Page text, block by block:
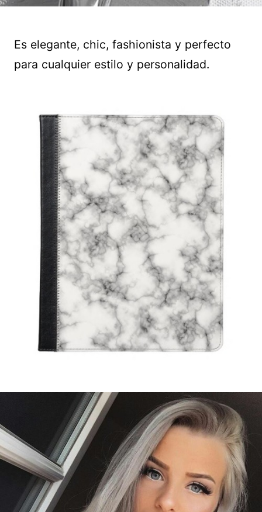
Es elegante, chic, fashionista y perfecto
para cualquier estilo y personalidad.